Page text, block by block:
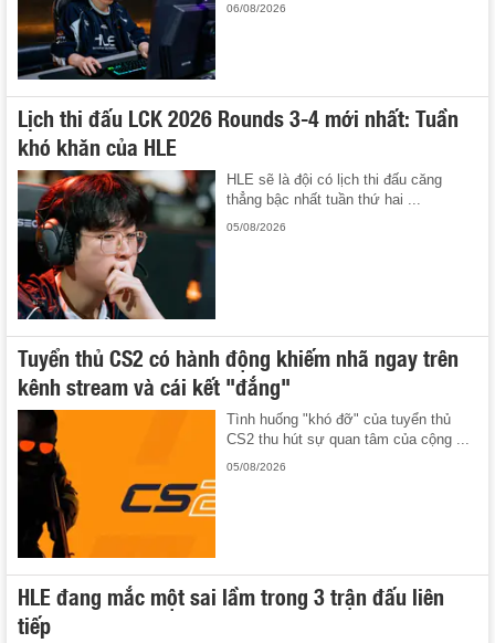
06/08/2026
Lịch thi đấu LCK 2026 Rounds 3-4 mới nhất: Tuần
khó khăn của HLE
HLE sẽ là đội có lịch thi đấu căng
thẳng bậc nhất tuần thứ hai ...
05/08/2026
Tuyển thủ CS2 có hành động khiếm nhã ngay trên
kênh stream và cái kết "đắng"
Tình huống "khó đỡ" của tuyển thủ
CS2 thu hút sự quan tâm của cộng ...
05/08/2026
HLE đang mắc một sai lầm trong 3 trận đấu liên
tiếp